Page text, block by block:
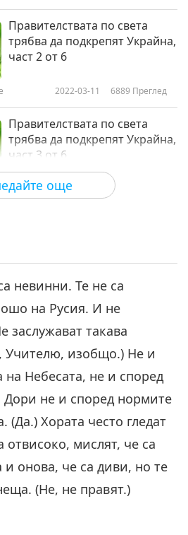
още
Правителствата по света
трябва да подкрепят Украйна,
част 2 от 6
2022-03-11 6889 Преглед
Правителствата по света
трябва да подкрепят Украйна,
част 3 от 6
2022-03-12 6685
2022-03-13 6267
Правителствата по света
трябва да подкрепят Украйна,
част 5 от 6
2022-03-14 Преглед
Правителствата по света
трябва да подкрепят
Украйна, част 6 от 6
Преглед
невинни. Те не са
на Русия. И не
заслужават такава
Учителю, изобщо.) Не и
на Небесата, не и според
не и според нормите
(Да.) Хората често гледат
мислят, че са
и онова, че са диви, но те
(Не, не правят.)